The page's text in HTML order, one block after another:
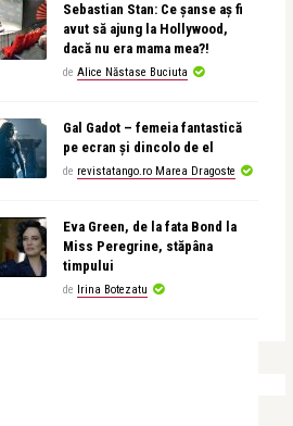
Sebastian Stan: Ce șanse aș fi
avut să ajung la Hollywood,
dacă nu era mama mea?!
de Alice Năstase Buciuta
Gal Gadot – femeia fantastică
pe ecran și dincolo de el
de revistatango.ro Marea Dragoste
Eva Green, de la fata Bond la
Miss Peregrine, stăpâna
timpului
de Irina Botezatu